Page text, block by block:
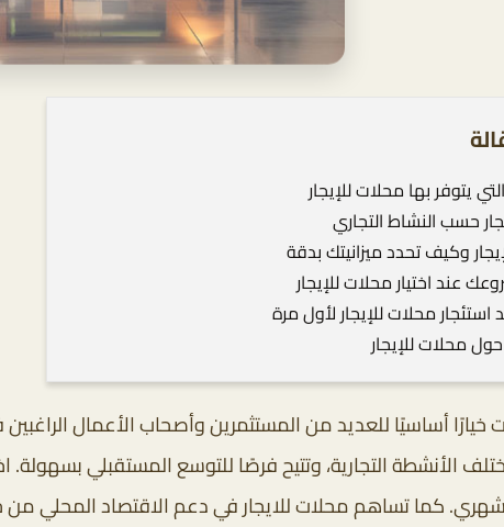
يتوفر بها محلات للإيجار
حسب النشاط التجاري
وكيف تحدد ميزانيتك بدقة
عند اختيار محلات للإيجار
محلات للإيجار لأول مرة
محلات للإيجار
خيارًا أساسيًا للعديد من المستثمرين وأصحاب الأعمال
الأنشطة التجارية، وتتيح فرصًا للتوسع المستقبلي
كما تساهم محلات للايجار في دعم الاقتصاد المحلي من